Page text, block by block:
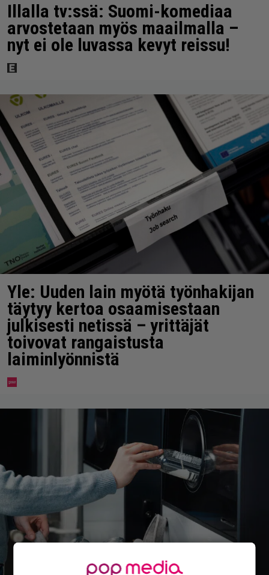
Illalla tv:ssä: Suomi-komediaa
arvostetaan myös maailmalla –
nyt ei ole luvassa kevyt reissu!
Yle: Uuden lain myötä työnhakijan
täytyy kertoa osaamisestaan
julkisesti netissä – yrittäjät
toivovat rangaistusta
laiminlyönnistä